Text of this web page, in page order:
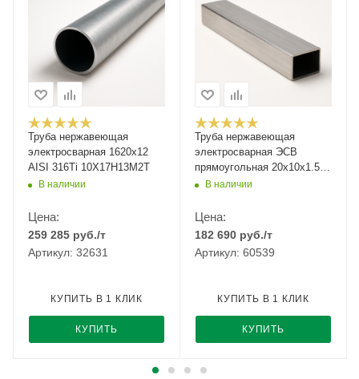
Труба нержавеющая
электросварная 1620х12
AISI 316Ti 10Х17Н13М2Т
В наличии
Цена:
259 285 руб./т
Артикул: 32631
КУПИТЬ
КУПИТЬ В 1 КЛИК
Труба нержавеющая
электросварная ЭСВ
прямоугольная 20х10х1.5
мм зеркальная ASTM A554
В наличии
Цена:
182 690 руб./т
Артикул: 60539
КУПИТЬ
КУПИТЬ В 1 КЛИК